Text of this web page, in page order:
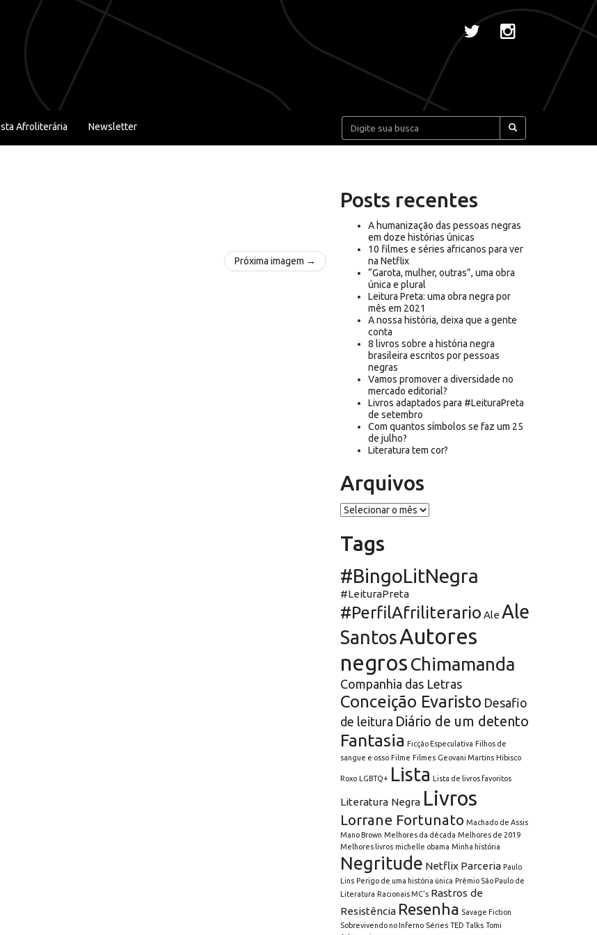
Afroliterária Newsletter Pesquisar:
Próxima imagem →
Posts recentes
A humanização das pessoas negras
em doze histórias únicas
10 filmes e séries africanos para ver
na Netflix
“Garota, mulher, outras”, uma obra
única e plural
Leitura Preta: uma obra negra por
mês em 2021
A nossa história, deixa que a gente
conta
8 livros sobre a história negra
brasileira escritos por pessoas
negras
Vamos promover a diversidade no
mercado editorial?
Livros adaptados para #LeituraPreta
de setembro
Com quantos símbolos se faz um 25
de julho?
Literatura tem cor?
Arquivos
Arquivos
Tags
#BingoLitNegra
#LeituraPreta
#PerfilAfriliterario Ale Ale
SantosAutores
negros Chimamanda
Companhia das Letras
Conceição Evaristo Desafio
de leitura Diário de um detento
Fantasia Ficção Especulativa Filhos de
sangue e osso Filme Filmes Geovani Martins Hibisco
Roxo LGBTQ+ Lista Lista de livros favoritos
Literatura Negra Livros
Lorrane Fortunato Machado de Assis
Mano Brown Melhores da década Melhores de 2019
Melhores livros michelle obama Minha história
Negritude Netflix Parceria Paulo
Lins Perigo de uma história única Prêmio São Paulo de
Literatura Racionais MC's Rastros de
Resistência Resenha Savage Fiction
Sobrevivendo no Inferno Séries TED Talks Tomi